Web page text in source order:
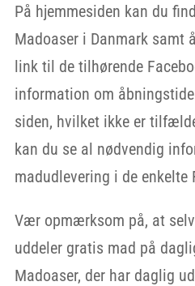
På hjemmesiden kan du
Madoaser i Danmark samt
link til de tilhørende
information om
siden, hvilket ikke er
kan du se al nødvendig
madudlevering i de enkelte
Vær opmærksom på, at
uddeler gratis mad på
Madoaser, der har daglig